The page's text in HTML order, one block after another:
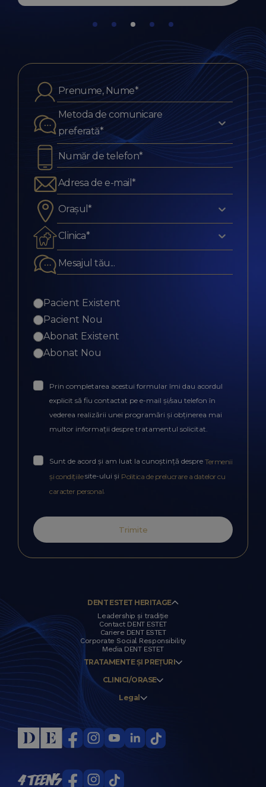
Metoda de comunicare
preferată*
Orașul*
Clinica*
Pacient Existent
Pacient Nou
Abonat Existent
Abonat Nou
Prin completarea acestui formular îmi dau acordul
explicit să fiu contactat pe e-mail și/sau telefon în
vederea realizării unei programări și obținerea mai
multor informații despre tratamentul solicitat.
Sunt de acord și am luat la cunoștință despre Termenii
și condițiilesite-ului și Politica de prelucrare a datelor cu
caracter personal
Trimite
DENT ESTET HERITAGE
Leadership și tradiție
Contact DENT ESTET
Cariere DENT ESTET
Corporate Social Responsibility
Media DENT ESTET
TRATAMENTE ȘI PREȚURI
CLINICI/ORASE
Legal